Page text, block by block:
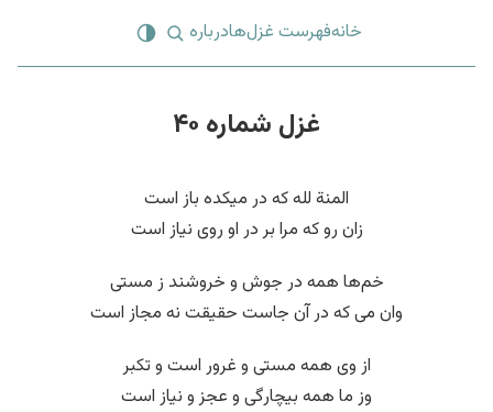
خانهفهرست غزل‌هادرباره
غزل شماره ۴۰
المنة لله که در میکده باز است
زان رو که مرا بر در او روی نیاز است
خم‌ها همه در جوش و خروشند ز مستی
وان می که در آن جاست حقیقت نه مجاز است
از وی همه مستی و غرور است و تکبر
وز ما همه بیچارگی و عجز و نیاز است